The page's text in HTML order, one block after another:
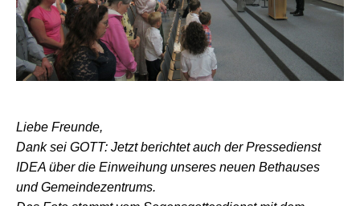
Liebe Freunde,
Dank sei GOTT: Jetzt berichtet auch der Pressedienst
IDEA über die Einweihung unseres neuen Bethauses
und Gemeindezentrums.